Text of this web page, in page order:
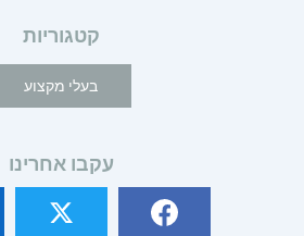
קטגוריות
בעלי מקצוע
עקבו אחרינו